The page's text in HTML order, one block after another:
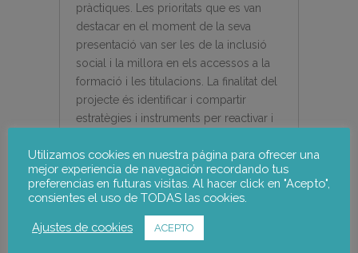
pràctiques. Les prioritats que es van
destacar en el moment de la seva
presentació van ser les de la inclusió
social i la millora en els accessos a la
formació i les titulacions. La finalitat del
projecte és identificar i compartir
estratègies i instruments per reactivar i
accedir als sistemes de formació
reforçant les seves competències
professionals alhora que es fomenta la
Amb aquesta finalitat el projecte es
Utilizamos cookies en nuestra página para ofrecer una
mejor experiencia de navegación recordando tus
preferencias en futuras visitas. Al hacer click en "Acepto",
consientes el uso de TODAS las cookies.
Ajustes de cookies ACEPTO